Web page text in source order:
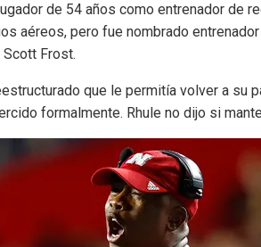
de 54 años como entrenador de
aéreos, pero fue nombrado
Frost.
que le permitía volver a su
formalmente. Rhule no dijo si